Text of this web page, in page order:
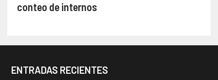
conteo de internos
ENTRADAS RECIENTES